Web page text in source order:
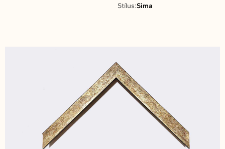
Stílus:Sima